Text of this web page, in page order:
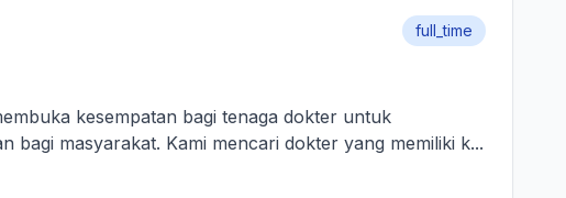
full_time
bagi masyarakat. Kami mencari dokter yang memiliki k...